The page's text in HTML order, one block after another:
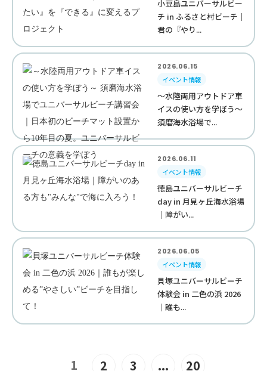
小豆島ユニバーサルビー
チ in ふるさと村ビーチ｜
君の『やり...
2026.06.15
イベント情報
～水陸両用アウトドア車
イスの使い方を学ぼう～
須磨海水浴場で...
2026.06.11
イベント情報
徳島ユニバーサルビーチ
day in 月見ヶ丘海水浴場
｜障がい...
2026.06.05
イベント情報
貝塚ユニバーサルビーチ
体験会 in 二色の浜 2026
｜誰も...
1 2 3 ... 20